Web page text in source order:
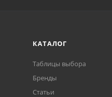
КАТАЛОГ
Таблицы выбора
Бренды
Статьи